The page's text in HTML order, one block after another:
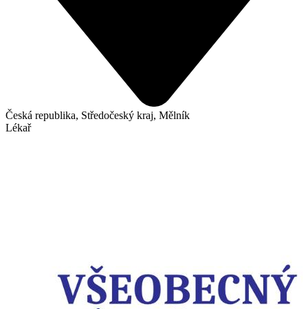
Česká republika, Středočeský kraj, Mělník
Lékař